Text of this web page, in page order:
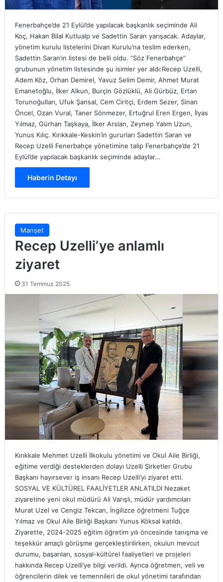
Fenerbahçe’de 21 Eylül’de yapılacak başkanlık seçiminde Ali
Koç, Hakan Bilal Kutlualp ve Sadettin Saran yarışacak. Adaylar,
yönetim kurulu listelerini Divan Kurulu’na teslim ederken,
Sadettin Saran’ın listesi de belli oldu. “Söz Fenerbahçe”
grubunun yönetim listesinde şu isimler yer aldı:Recep Uzelli,
Adem Köz, Orhan Demirel, Yavuz Selim Demir, Ahmet Murat
Emanetoğlu, İlker Alkun, Burçin Gözlüklü, Ali Gürbüz, Ertan
Torunoğulları, Ufuk Şansal, Cem Ciritçi, Erdem Sezer, Sinan
Öncel, Ozan Vural, Taner Sönmezer, Ertuğrul Eren Ergen, İlyas
Yılmaz, Gürhan Taşkaya, İlker Arslan, Zeynep Yalım Uzun,
Yunus Kılıç. Kırıkkale-Keskin’in gururları Sadettin Saran ve
Recep Uzelli Fenerbahçe yönetimine talip Fenerbahçe’de 21
Eylül’de yapılacak başkanlık seçiminde adaylar…
Haberin Detayı
Manşet
Recep Uzelli’ye anlamlı
ziyaret
31 Temmuz 2025
Kırıkkale Mehmet Uzelli İlkokulu yönetimi ve Okul Aile Birliği,
eğitime verdiği desteklerden dolayı Uzelli Şirketler Grubu
Başkanı hayırsever iş insanı Recep Uzelli’yi ziyaret etti.
SOSYAL VE KÜLTÜREL FAALİYETLER ANLATILDI Nezaket
ziyaretine yeni okul müdürü Ali Varışlı, müdür yardımcıları
Murat Uzel ve Cengiz Tekcan, İngilizce öğretmeni Tuğçe
Yılmaz ve Okul Aile Birliği Başkanı Yunus Köksal katıldı.
Ziyarette, 2024-2025 eğitim öğretim yılı öncesinde tanışma ve
teşekkür amaçlı görüşme gerçekleştirilirken, okulun mevcut
durumu, başarıları, sosyal-kültürel faaliyetleri ve projeleri
hakkında Recep Uzelli’ye bilgi verildi. Ayrıca öğretmen, veli ve
öğrencilerin dilek ve temennileri de okul yönetimi tarafından